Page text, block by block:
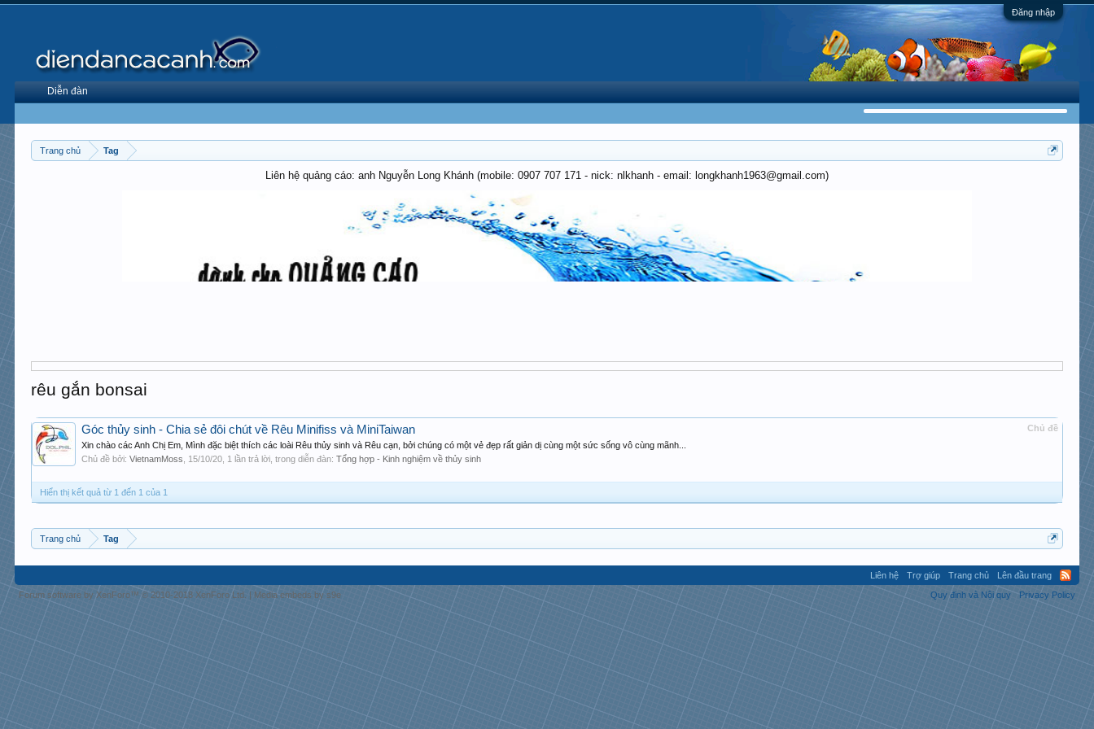
Đăng nhập
Trang chủ Tag
Liên hệ quảng cáo: anh Nguyễn Long Khánh (mobile: 0907 707 171 - nick: nlkhanh - email: longkhanh1963@gmail.com)
rêu gắn bonsai
Chủ đề
Góc thủy sinh - Chia sẻ đôi chút về Rêu Minifiss và MiniTaiwan
Xin chào các Anh Chị Em, Mình đặc biệt thích các loài Rêu thủy sinh và Rêu cạn, bởi chúng có một vẻ đẹp rất giản dị cùng một sức sống vô cùng mãnh...
Chủ đề bởi:VietnamMoss 15/10/20 , 1 lần trả lời, trong diễn đàn:Tổng hợp - Kinh nghiệm về thủy sinh
Hiển thị kết quả từ 1 đến 1 của 1
Trang chủ Tag
Diễn đàn
Liên hệ Trợ giúp Trang chủ
Lên đầu trang
Quy định và Nội quy
Privacy Policy
Forum software by XenForo™© 2010-2018 XenForo Ltd. | Media embeds by s9e